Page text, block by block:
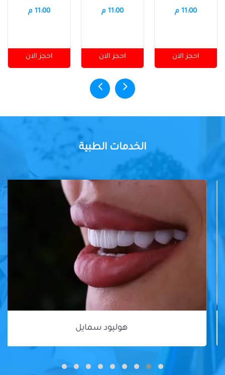
11:00 م
احجز الان
11:00 م
احجز الان
11:00 م
احجز الان
الخدمات الطبية
هوليود سمايل